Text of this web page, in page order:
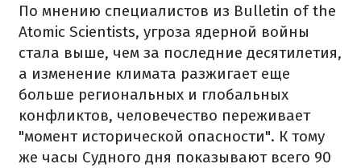
По мнению специалистов из Bulletin of the
Atomic Scientists, угроза ядерной войны
стала выше, чем за последние десятилетия,
а изменение климата разжигает еще
больше региональных и глобальных
конфликтов, человечество переживает
"момент исторической опасности". К тому
же часы Судного дня показывают всего 90